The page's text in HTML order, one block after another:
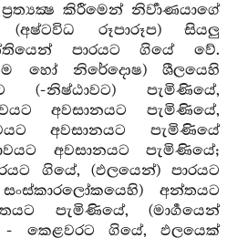
කිරීමෙන් නිර්‍වාණයාගේ
රූපාරූප) සියලු
පාරයට ගියේ වේ.
හෝ නිරේදොෂ) ශීලයෙහි
(-නිෂ්ඨාවට) පැමිණියේ,
අවසානයට පැමිණියේ,
අවසානයට පැමිණියේ
අවසානයට පැමිණියේ;
ගියේ, (ඵලයෙන්) පාරයට
අන්තයට
පැමිණියේ, (මාර්‍ගයෙන්
- කෙළවරට ගියේ, ඵලයෙක්